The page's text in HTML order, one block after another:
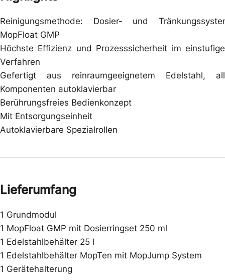
Reinigungsmethode: Dosier- und
MopFloat GMP
Höchste Effizienz und Prozesssicherheit im
Verfahren
Gefertigt aus reinraumgeeignetem Edelstahl,
Komponenten autoklavierbar
Berührungsfreies Bedienkonzept
Mit Entsorgungseinheit
Autoklavierbare Spezialrollen
Lieferumfang
1 Grundmodul
1 MopFloat GMP mit Dosierringset 250 ml
1 Edelstahlbehälter 25 l
1 Edelstahlbehälter MopTen mit MopJump System
1 Gerätehalterung